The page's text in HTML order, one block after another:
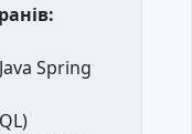
Spring